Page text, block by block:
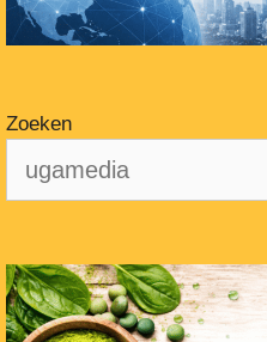
Zoeken